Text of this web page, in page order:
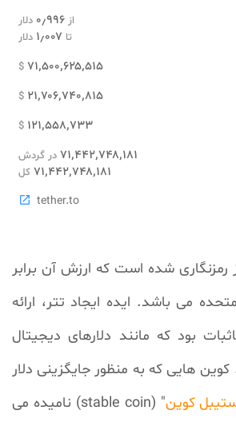
از
دلار
تا
دلار
$
۷۱٬۵۰۰٬۶۲۵٬۵۱۵
$
۲۱٬۷۰۶٬۷۴۰٬۸۱۵
$
۱۲۱٬۵۵۸٬۷۳۳
۷۱٬۴۴۲٬۷۴۸٬۱۸۱ در گردش
۷۱٬۴۴۲٬۷۴۸٬۱۸۱ کل
 tether.to
رمزنگاری شده است که ارزش آن برابر
می باشد. ایده ایجاد تتر، ارائه
بود که مانند دلارهای دیجیتال
کوین هایی که به منظور جایگزینی دلار
کوین
" (stable coin) نامیده می